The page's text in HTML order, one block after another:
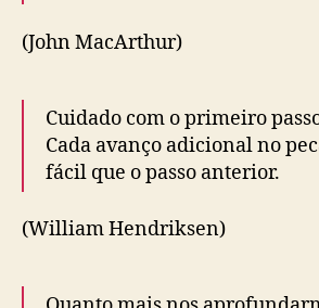
(John MacArthur)
Cuidado com o primeiro
Cada avanço adicional no
fácil que o passo anterior.
(William Hendriksen)